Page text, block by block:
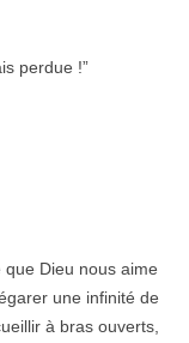
perdue !”
que Dieu nous aime
une infinité de
à bras ouverts,